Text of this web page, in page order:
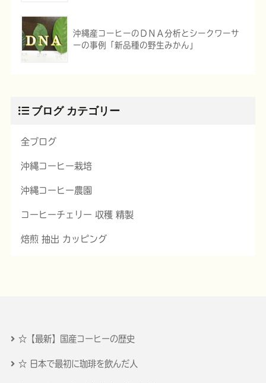
沖縄産コーヒーのＤＮＡ分析とシークワーサ
ーの事例「新品種の野生みかん」
ブログ カテゴリー
全ブログ
沖縄コーヒー栽培
沖縄コーヒー農園
コーヒーチェリー 収穫 精製
焙煎 抽出 カッピング
☆【最新】国産コーヒーの歴史
☆ 日本で最初に珈琲を飲んだ人